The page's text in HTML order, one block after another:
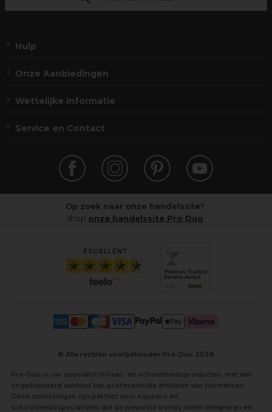
Hulp
Onze Aanbiedingen
Wettelijke informatie
Service en Contact
Op zoek naar onze handelssite?
shop onze handelssite Pro Duo
© Alle rechten voorbehouden Pro-Duo 2026
Pro-Duo is uw specialist in haar- en schoonheidsproducten, met een
ongeëvenaard aanbod van professionele artikelen van topmerken.
Onze oplossingen zijn perfect voor kappers en
schoonheidsspecialisten die de nieuwste trends willen integreren en